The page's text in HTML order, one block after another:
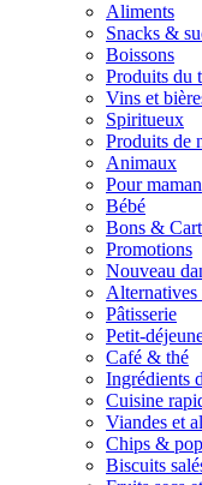
Aliments
Snacks &
Boissons
Produits du
Vins et
Spiritueux
Produits de
Animaux
Pour maman
Bébé
Bons &
Promotions
Nouveau
Alternatives
Pâtisserie
Petit-
Café & thé
Ingrédients
Cuisine
Viandes et
Chips &
Biscuits